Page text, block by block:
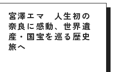
宮澤エマ 人生初の
奈良に感動、世界遺
産・国宝を巡る歴史
旅へ